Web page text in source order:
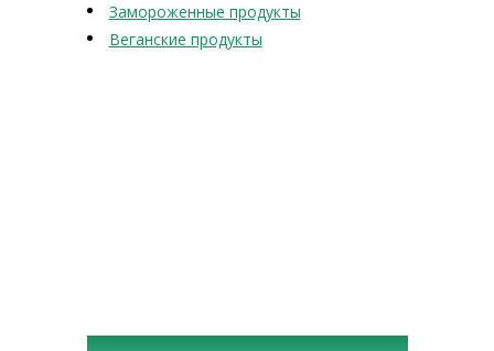
Замороженные продукты
Веганские продукты